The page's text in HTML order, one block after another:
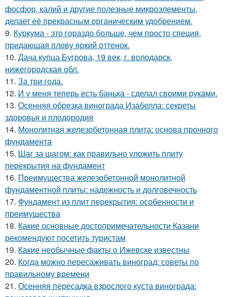
фосфор, калий и другие полезные микроэлементы,
делает её прекрасным органическим удобрением.
9. Куркума - это гораздо больше, чем просто специя,
придающая плову яркий оттенок.
10. Дача купца Бугрова, 19 век, г. володарск,
нижегородская обл.
11. За три года.
12. И у меня теперь есть банька - сделал своими руками.
13. Осенняя обрезка винограда Изабелла: секреты
здоровья и плодородия
14. Монолитная железобетонная плита: основа прочного
фундамента
15. Шаг за шагом: как правильно уложить плиту
перекрытия на фундамент
16. Преимущества железобетонной монолитной
фундаментной плиты: надежность и долговечность
17. Фундамент из плит перекрытия: особенности и
преимущества
18. Какие основные достопримечательности Казани
рекомендуют посетить туристам
19. Какие необычные факты о Ижевске известны
20. Когда можно пересаживать виноград: советы по
правильному времени
21. Осенняя пересадка взрослого куста винограда: